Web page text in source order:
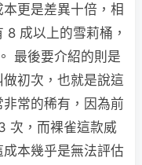
更是差異十倍，相
成以上的雪莉桶，
最後要介紹的則是
初次，也就是說這
常的稀有，因為前
次，而裸雀這款威
本幾乎是無法評估